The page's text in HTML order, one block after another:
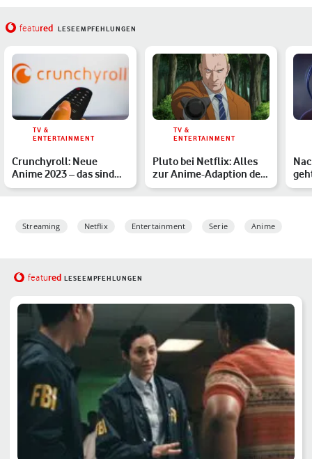
featured LESEEMPFEHLUNGEN
TV &
ENTERTAINMENT
Crunchyroll: Neue
Anime 2023 – das sind
die Highlights
TV &
ENTERTAINMENT
Pluto bei Netflix: Alles
zur Anime-Adaption des
Kult-Mangas
Streaming Netflix Entertainment Serie Anime
featured LESEEMPFEHLUNGEN